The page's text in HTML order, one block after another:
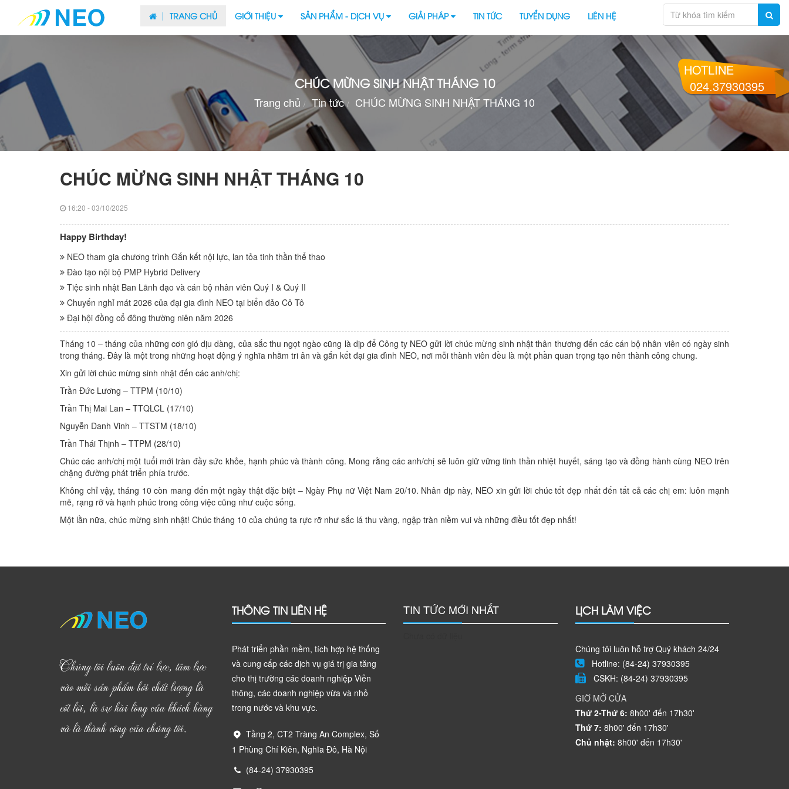
TRANG CHỦ GIỚI THIỆU SẢN PHẨM - DỊCH VỤ GIẢI PHÁP TIN TỨC TUYỂN DỤNG LIÊN HỆ
CHÚC MỪNG SINH NHẬT THÁNG 10
Trang chủ Tin tức CHÚC MỪNG SINH NHẬT THÁNG 10
CHÚC MỪNG SINH NHẬT THÁNG 10
16:20 - 03/10/2025
Happy Birthday!
NEO tham gia chương trình Gắn kết nội lực, lan tỏa tinh thần thể thao
Đào tạo nội bộ PMP Hybrid Delivery
Tiệc sinh nhật Ban Lãnh đạo và cán bộ nhân viên Quý I & Quý II
Chuyến nghỉ mát 2026 của đại gia đình NEO tại biển đảo Cô Tô
Đại hội đồng cổ đông thường niên năm 2026
Tháng 10 – tháng của những cơn gió dịu dàng, của sắc thu ngọt ngào cũng là dịp để Công ty NEO gửi lời chúc mừng sinh nhật thân thương đến các cán bộ nhân viên có ngày sinh
trong tháng. Đây là một trong những hoạt động ý nghĩa nhằm tri ân và gắn kết đại gia đình NEO, nơi mỗi thành viên đều là một phần quan trọng tạo nên thành công chung.
Xin gửi lời chúc mừng sinh nhật đến các anh/chị:
Trần Đức Lương – TTPM (10/10)
Trần Thị Mai Lan – TTQLCL (17/10)
Nguyễn Danh Vinh – TTSTM (18/10)
Trần Thái Thịnh – TTPM (28/10)
Chúc các anh/chị một tuổi mới tràn đầy sức khỏe, hạnh phúc và thành công. Mong rằng các anh/chị sẽ luôn giữ vững tinh thần nhiệt huyết, sáng tạo và đồng hành cùng NEO trên
chặng đường phát triển phía trước.
Không chỉ vậy, tháng 10 còn mang đến một ngày thật đặc biệt – Ngày Phụ nữ Việt Nam 20/10. Nhân dịp này, NEO xin gửi lời chúc tốt đẹp nhất đến tất cả các chị em: luôn mạnh
mẽ, rạng rỡ và hạnh phúc trong công việc cũng như cuộc sống.
Một lần nữa, chúc mừng sinh nhật! Chúc tháng 10 của chúng ta rực rỡ như sắc lá thu vàng, ngập tràn niềm vui và những điều tốt đẹp nhất!
HOTLINE
024.37930395
Chúng tôi luôn đặt trí lực, tâm lực
vào mỗi sản phẩm bởi chất lượng là
cốt lõi, là sự hài lòng của khách hàng
và là thành công của chúng tôi.
THÔNG TIN LIÊN HỆ
Phát triển phần mềm, tích hợp hệ thống
và cung cấp các dịch vụ giá trị gia tăng
cho thị trường các doanh nghiệp Viễn
thông, các doanh nghiệp vừa và nhỏ
trong nước và khu vực.
Tầng 2, CT2 Tràng An Complex, Số
1 Phùng Chí Kiên, Nghĩa Đô, Hà Nội
(84-24) 37930395
TIN TỨC MỚI NHẤT LỊCH LÀM VIỆC
Chúng tôi luôn hỗ trợ Quý khách 24/24
Hotline: (84-24) 37930395
CSKH: (84-24) 37930395
GIỜ MỞ CỬA
Thứ 2-Thứ 6: 8h00' đến 17h30'
Thứ 7: 8h00' đến 17h30'
Chủ nhật: 8h00' đến 17h30'